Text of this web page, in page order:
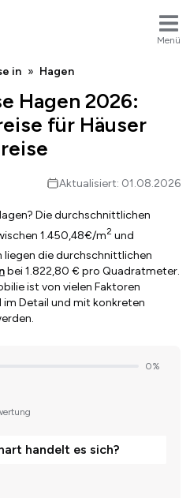
Menü
in Hagen
Hagen 2026:
für Häuser
Aktualisiert: 01.08.2026
Die durchschnittlichen
1.450,48€/m2 und
liegen die durchschnittlichen
bei 1.822,80 € pro Quadratmeter.
ist von vielen Faktoren
im Detail und mit konkreten